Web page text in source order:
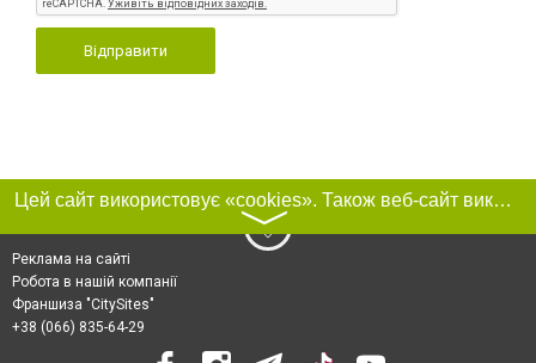
Відправити
Цей сайт використовує «cookies». Також веб-сайт використовує інтернет-сервіс для збору технічних даних стосовно відвідувачів з метою отримання маркетингової та статистичної інформації. Умови обробки даних відвідувачів сайту див.
〉
Реклама на сайті
Робота в нашій компанії
Франшиза "CitySites"
+38 (066) 835-64-29